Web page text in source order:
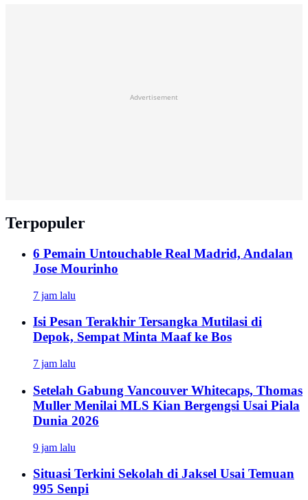
Advertisement
Terpopuler
6 Pemain Untouchable Real Madrid, Andalan
Jose Mourinho
7 jam lalu
Isi Pesan Terakhir Tersangka Mutilasi di
Depok, Sempat Minta Maaf ke Bos
7 jam lalu
Setelah Gabung Vancouver Whitecaps, Thomas
Muller Menilai MLS Kian Bergengsi Usai Piala
Dunia 2026
9 jam lalu
Situasi Terkini Sekolah di Jaksel Usai Temuan
995 Senpi